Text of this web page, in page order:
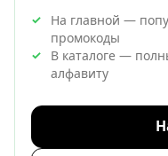
На главной —
промокоды
В каталоге —
алфавиту